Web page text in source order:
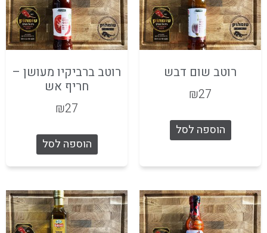
רוטב שום דבש
₪27
הוספה לסל
רוטב ברביקיו מעושן –
חריף אש
₪27
הוספה לסל